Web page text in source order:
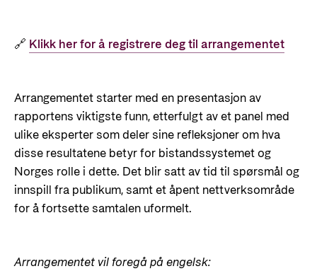
🔗 Klikk her for å registrere deg til arrangementet
Arrangementet starter med en presentasjon av
rapportens viktigste funn, etterfulgt av et panel med
ulike eksperter som deler sine refleksjoner om hva
disse resultatene betyr for bistandssystemet og
Norges rolle i dette. Det blir satt av tid til spørsmål og
innspill fra publikum, samt et åpent nettverksområde
for å fortsette samtalen uformelt.
Arrangementet vil foregå på engelsk: